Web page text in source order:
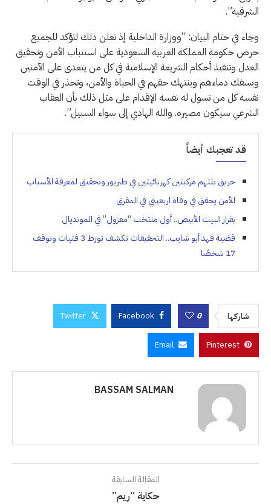
الشرقية”.
وجاء في ختام البيان: “ووزارة الداخلية إذ تعلن ذلك لتؤكد للجميع
حرص حكومة المملكة العربية السعودية على استتباب الأمن وتحقيق
العدل وتنفيذ أحكام الشريعة الإسلامية في كل من يتعدى على الآمنين
ويسفك دماءهم وينتهك حقهم في الحياة والأمن، وتحذر في الوقت
نفسه كل من تسول له نفسه الإقدام على مثل ذلك بأن العقاب
الشرعي سيكون مصيره. والله الهادي إلى سواء السبيل”.
قد تعجبك أيضاً
حريق يلتهم مركبتين كهربائيتين في طبربور وتحقيق لمعرفة الأسباب
الأمن يحقق في وفاة اربعيني في المفرق
بقرار البيت الأبيض.. أول منتخب “معزول” في المونديال
قضية فهد أبو شايب.. التحقيقات تكشف تورط 3 فتيات وتوقف
17 شخصًا
شاركها 0
Facebook
Twitter
Pinterest
Email
BASSAM SALMAN
المقالة السابقة
حكاية “ريم”